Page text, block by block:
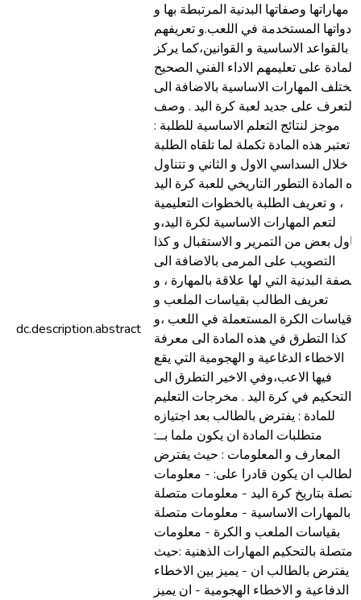
dc.description.abstract
مهاراتها وصفاتها البدنية المرتبطة بها و
ادواتها المستخدمة في اللعب.و تعريفهم
بالقواعد الاساسية و القوانين،كما يركز
المادة على تعليمهم الاداء الفني الصحيح
لمختلف المهارات الاساسية بالاضافة الى
التعرف على جديد لعبة كرة اليد . وصف
موجز لنتائج التعلم الاساسية للطلبة :
تعتبر هذه المادة تكملة لما تلقاه الطلبة
خلال السداسي الاول و الثاني و تتناول
المادة التطور التاريخي للعبة كرة اليد
، و تعريف الطلبة بالخطوات التعليمية
لتعم المهارات الاساسية لكرة اليد،و
بعض من التمرير و الاستقبال و كذا
التصويب على المرمى بالاضافة الى
الصفة البدنية التي لها علاقة بالمهارة ، و
تعريف الطالب بقياسات الملعب و
قياسات الكرة المستعملة في اللعب ،و
كذا التطرق في هذه المادة الى معرفة
الاخطاء الدغاعية و الهجومية التي يقع
فيها الاعب،وفي الاخير التطرق الى
التحكيم في كرة اليد . مخرجات التعليم
للمادة : يفترض بالطالب بعد اجتيازه
متطلبات المادة ان يكون ملما بــ:
المعارف و المعلومات : حيث يفترض
بالطالب ان يكون قادرا على: - معلومات
متصلة بتاريخ كرة اليد - معلومات متصلة
بالمهارات الاساسية - معلومات متصلة
بقياسات الملعب و الكرة - معلومات
متصلة بالتحكيم المهارات الذهنية :حيث
يفترض بالطالب ان - يميز بين الاخطاء
الدفاعية و الاخطاء الهجومية - ان يميز